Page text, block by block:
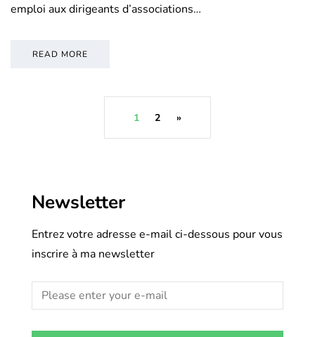
emploi aux dirigeants d’associations…
READ MORE
1 2 »
Newsletter
Entrez votre adresse e-mail ci-dessous pour vous
inscrire à ma newsletter